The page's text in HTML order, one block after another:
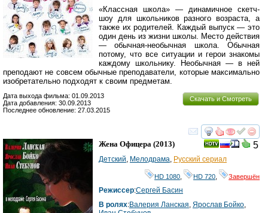
«Классная школа» — динамичное скетч-
шоу для школьников разного возраста, а
также их родителей. Каждый выпуск — это
один день из жизни школы. Место действия
— обычная-необычная школа. Обычная
потому, что все ситуации и герои знакомы
каждому школьнику. Необычная — в ней
преподают не совсем обычные преподаватели, которые максимально
изобретательно подходят к своим предметам.
Скачать и Смотреть
Дата выхода фильма: 01.09.2013
Дата добавления: 30.09.2013
Последнее обновление: 27.03.2015
смотреть
5
Жена Офицера (2013)
Детский, Мелодрама, Русский сериал
HD 1080 HD 720 Завершён
Режиссер:Сергей Басин
В ролях:Валерия Ланская, Ярослав Бойко,